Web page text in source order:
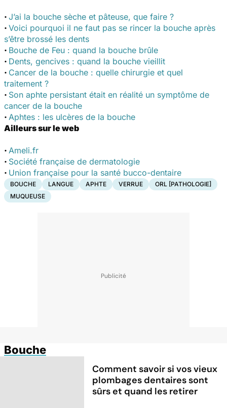
· J’ai la bouche sèche et pâteuse, que faire ?
· Voici pourquoi il ne faut pas se rincer la bouche après
s’être brossé les dents
· Bouche de Feu : quand la bouche brûle
· Dents, gencives : quand la bouche vieillit
· Cancer de la bouche : quelle chirurgie et quel
traitement ?
· Son aphte persistant était en réalité un symptôme de
cancer de la bouche
· Aphtes : les ulcères de la bouche
Ailleurs sur le web
· Ameli.fr
· Société française de dermatologie
· Union française pour la santé bucco-dentaire
BOUCHE LANGUE APHTE VERRUE
ORL [PATHOLOGIE]
MUQUEUSE
Bouche
Comment savoir si vos vieux
plombages dentaires sont
sûrs et quand les retirer